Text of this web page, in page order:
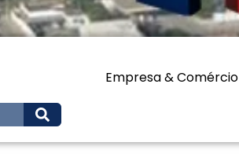
Empresa & Comércio